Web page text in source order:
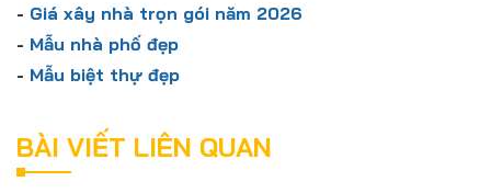
- Giá xây nhà trọn gói năm 2026
- Mẫu nhà phố đẹp
- Mẫu biệt thự đẹp
BÀI VIẾT LIÊN QUAN